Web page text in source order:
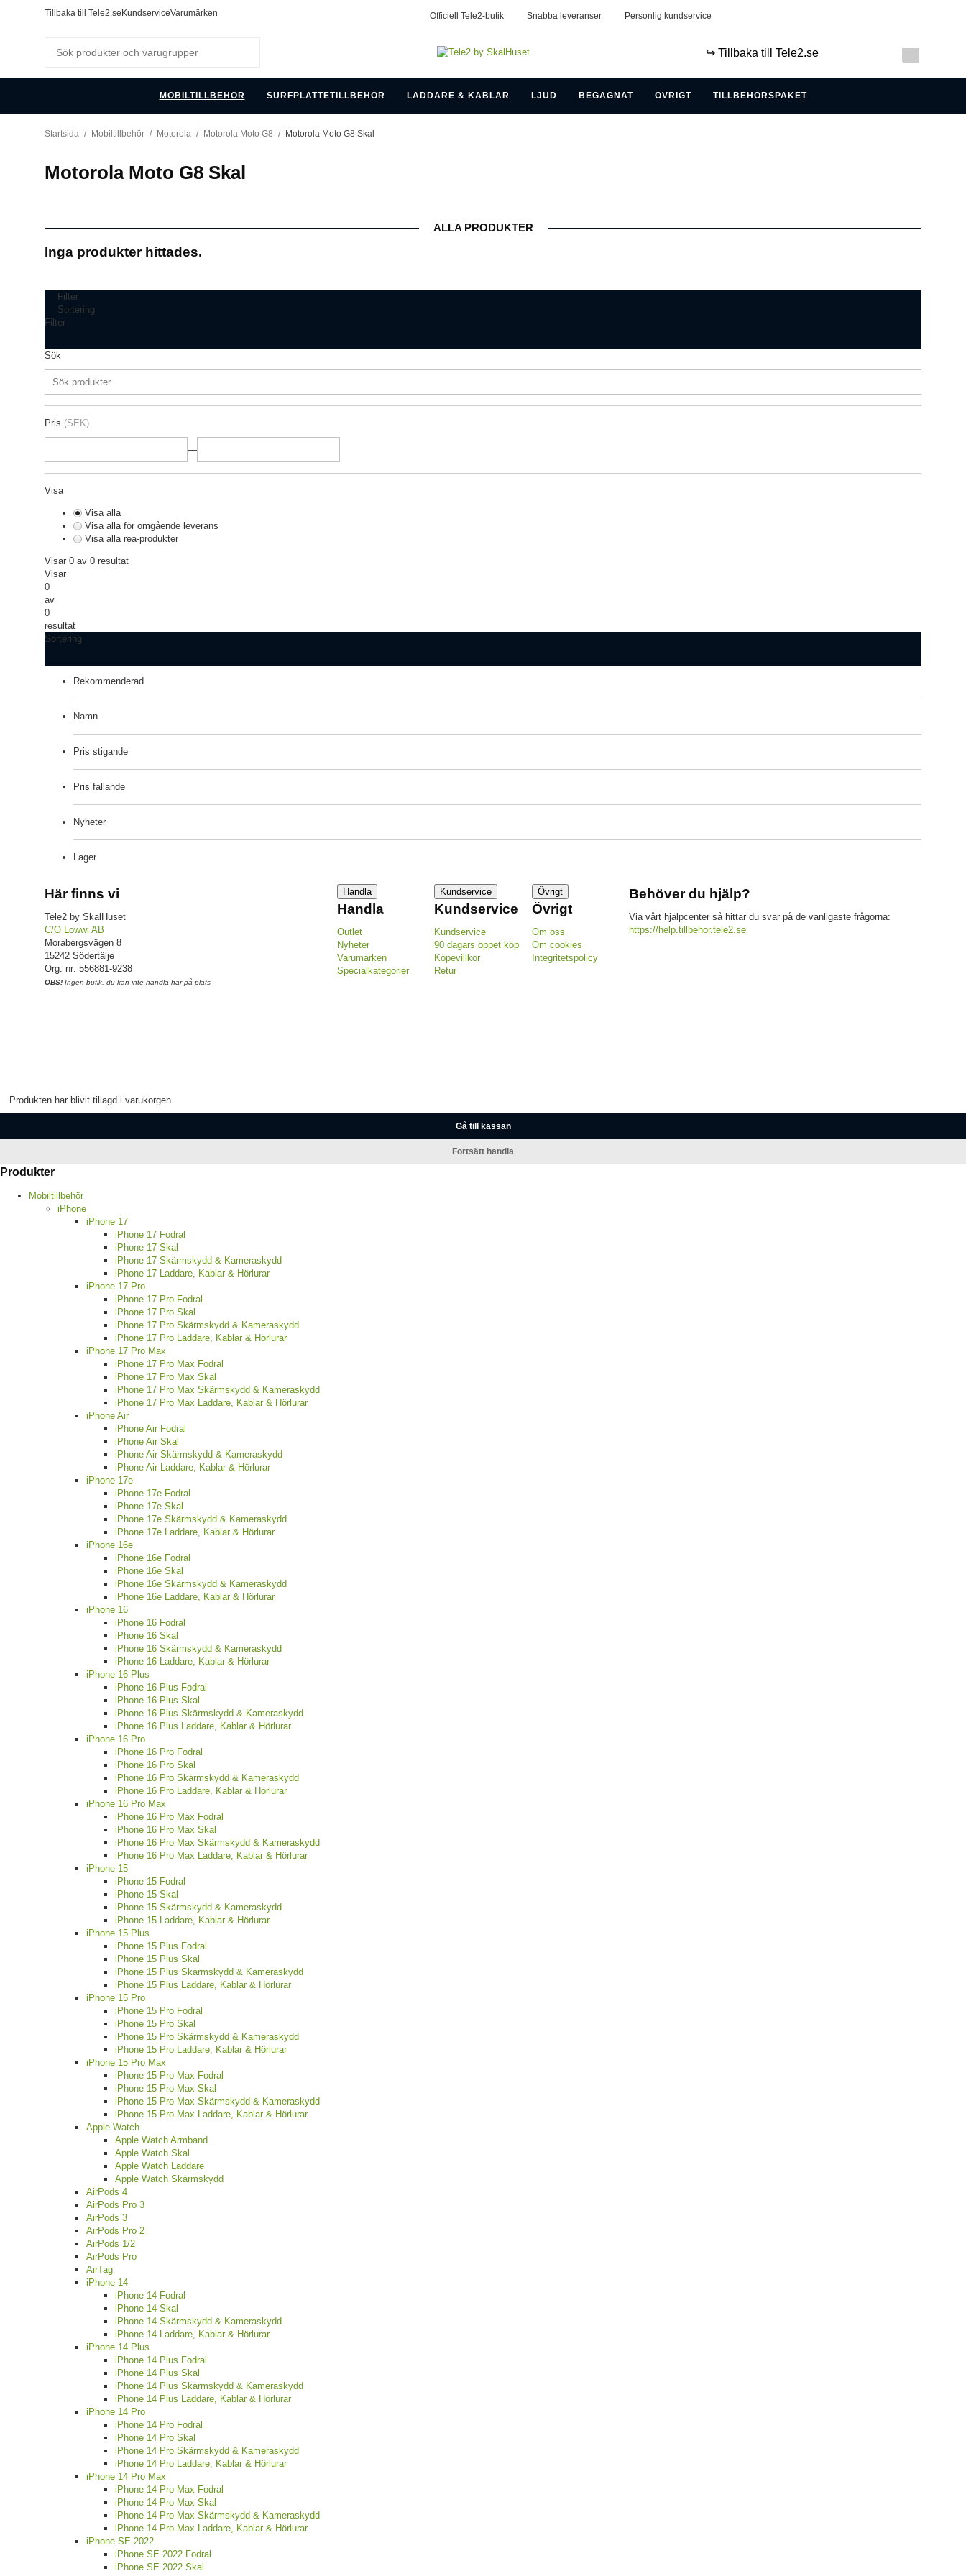
Tillbaka till Tele2.se KundserviceVarumärken Officiell Tele2-butik Snabba leveranser Personlig kundservice
↪️ Tillbaka till Tele2.se
MOBILTILLBEHÖR SURFPLATTETILLBEHÖR LADDARE & KABLAR LJUD BEGAGNAT ÖVRIGT TILLBEHÖRSPAKET
Startsida / Mobiltillbehör / Motorola / Motorola Moto G8 / Motorola Moto G8 Skal
Motorola Moto G8 Skal
ALLA PRODUKTER
Inga produkter hittades.
Filter
Sortering
Filter
Sök
Pris (SEK)
—
Visa
Visa alla
Visa alla för omgående leverans
Visa alla rea-produkter
Visar 0 av 0 resultat
Visar
0
av
0
resultat
Sortering
Rekommenderad
Namn
Pris stigande
Pris fallande
Nyheter
Lager
Här finns vi
Tele2 by SkalHuset
C/O Lowwi AB
Morabergsvägen 8
15242 Södertälje
Org. nr: 556881-9238
OBS! Ingen butik, du kan inte handla här på plats
Handla
Handla
Outlet
Nyheter
Varumärken
Specialkategorier
Kundservice
Kundservice
Kundservice
90 dagars öppet köp
Köpevillkor
Retur
Övrigt
Övrigt
Om oss
Om cookies
Integritetspolicy
Behöver du hjälp?
Via vårt hjälpcenter så hittar du svar på de vanligaste frågorna:
https://help.tillbehor.tele2.se
Produkten har blivit tillagd i varukorgen
Gå till kassan
Fortsätt handla
Produkter
Mobiltillbehör
iPhone
iPhone 17
iPhone 17 Fodral
iPhone 17 Skal
iPhone 17 Skärmskydd & Kameraskydd
iPhone 17 Laddare, Kablar & Hörlurar
iPhone 17 Pro
iPhone 17 Pro Fodral
iPhone 17 Pro Skal
iPhone 17 Pro Skärmskydd & Kameraskydd
iPhone 17 Pro Laddare, Kablar & Hörlurar
iPhone 17 Pro Max
iPhone 17 Pro Max Fodral
iPhone 17 Pro Max Skal
iPhone 17 Pro Max Skärmskydd & Kameraskydd
iPhone 17 Pro Max Laddare, Kablar & Hörlurar
iPhone Air
iPhone Air Fodral
iPhone Air Skal
iPhone Air Skärmskydd & Kameraskydd
iPhone Air Laddare, Kablar & Hörlurar
iPhone 17e
iPhone 17e Fodral
iPhone 17e Skal
iPhone 17e Skärmskydd & Kameraskydd
iPhone 17e Laddare, Kablar & Hörlurar
iPhone 16e
iPhone 16e Fodral
iPhone 16e Skal
iPhone 16e Skärmskydd & Kameraskydd
iPhone 16e Laddare, Kablar & Hörlurar
iPhone 16
iPhone 16 Fodral
iPhone 16 Skal
iPhone 16 Skärmskydd & Kameraskydd
iPhone 16 Laddare, Kablar & Hörlurar
iPhone 16 Plus
iPhone 16 Plus Fodral
iPhone 16 Plus Skal
iPhone 16 Plus Skärmskydd & Kameraskydd
iPhone 16 Plus Laddare, Kablar & Hörlurar
iPhone 16 Pro
iPhone 16 Pro Fodral
iPhone 16 Pro Skal
iPhone 16 Pro Skärmskydd & Kameraskydd
iPhone 16 Pro Laddare, Kablar & Hörlurar
iPhone 16 Pro Max
iPhone 16 Pro Max Fodral
iPhone 16 Pro Max Skal
iPhone 16 Pro Max Skärmskydd & Kameraskydd
iPhone 16 Pro Max Laddare, Kablar & Hörlurar
iPhone 15
iPhone 15 Fodral
iPhone 15 Skal
iPhone 15 Skärmskydd & Kameraskydd
iPhone 15 Laddare, Kablar & Hörlurar
iPhone 15 Plus
iPhone 15 Plus Fodral
iPhone 15 Plus Skal
iPhone 15 Plus Skärmskydd & Kameraskydd
iPhone 15 Plus Laddare, Kablar & Hörlurar
iPhone 15 Pro
iPhone 15 Pro Fodral
iPhone 15 Pro Skal
iPhone 15 Pro Skärmskydd & Kameraskydd
iPhone 15 Pro Laddare, Kablar & Hörlurar
iPhone 15 Pro Max
iPhone 15 Pro Max Fodral
iPhone 15 Pro Max Skal
iPhone 15 Pro Max Skärmskydd & Kameraskydd
iPhone 15 Pro Max Laddare, Kablar & Hörlurar
Apple Watch
Apple Watch Armband
Apple Watch Skal
Apple Watch Laddare
Apple Watch Skärmskydd
AirPods 4
AirPods Pro 3
AirPods 3
AirPods Pro 2
AirPods 1/2
AirPods Pro
AirTag
iPhone 14
iPhone 14 Fodral
iPhone 14 Skal
iPhone 14 Skärmskydd & Kameraskydd
iPhone 14 Laddare, Kablar & Hörlurar
iPhone 14 Plus
iPhone 14 Plus Fodral
iPhone 14 Plus Skal
iPhone 14 Plus Skärmskydd & Kameraskydd
iPhone 14 Plus Laddare, Kablar & Hörlurar
iPhone 14 Pro
iPhone 14 Pro Fodral
iPhone 14 Pro Skal
iPhone 14 Pro Skärmskydd & Kameraskydd
iPhone 14 Pro Laddare, Kablar & Hörlurar
iPhone 14 Pro Max
iPhone 14 Pro Max Fodral
iPhone 14 Pro Max Skal
iPhone 14 Pro Max Skärmskydd & Kameraskydd
iPhone 14 Pro Max Laddare, Kablar & Hörlurar
iPhone SE 2022
iPhone SE 2022 Fodral
iPhone SE 2022 Skal